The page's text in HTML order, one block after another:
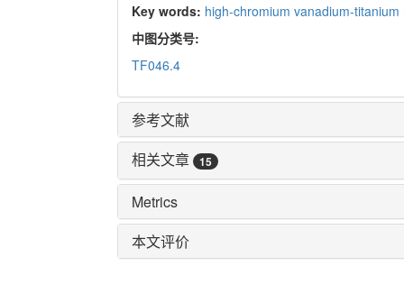
Key words: high-chromium vanadium-
中图分类号:
TF046.4
参考文献
相关文章
15
Metrics
本文评价